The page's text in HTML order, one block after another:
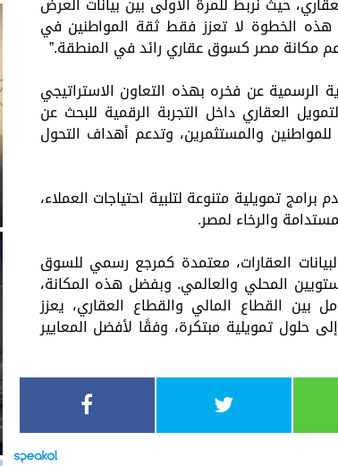
هذه الخطوة لا تعزز فقط ثقة المواطنين في
مكانة مصر كسوق عقاري رائد في المنطقة.”
الرسمية عن فخره بهذه التعاون الاستراتيجي
العقاري داخل التجربة الرقمية للبحث عن
والمستثمرين، وتدعم أهداف التحول
تمويلية متنوعة لتلبية احتياجات العملاء،
والرخاء لمصر.
العقارات، معتمدة كمرجع رسمي للسوق
المحلي والعالمي. وبفضل هذه المكانة،
بين القطاع المالي والقطاع العقاري، يعزز
حلول تمويلية مبتكرة، وفقًا لأفضل المعايير